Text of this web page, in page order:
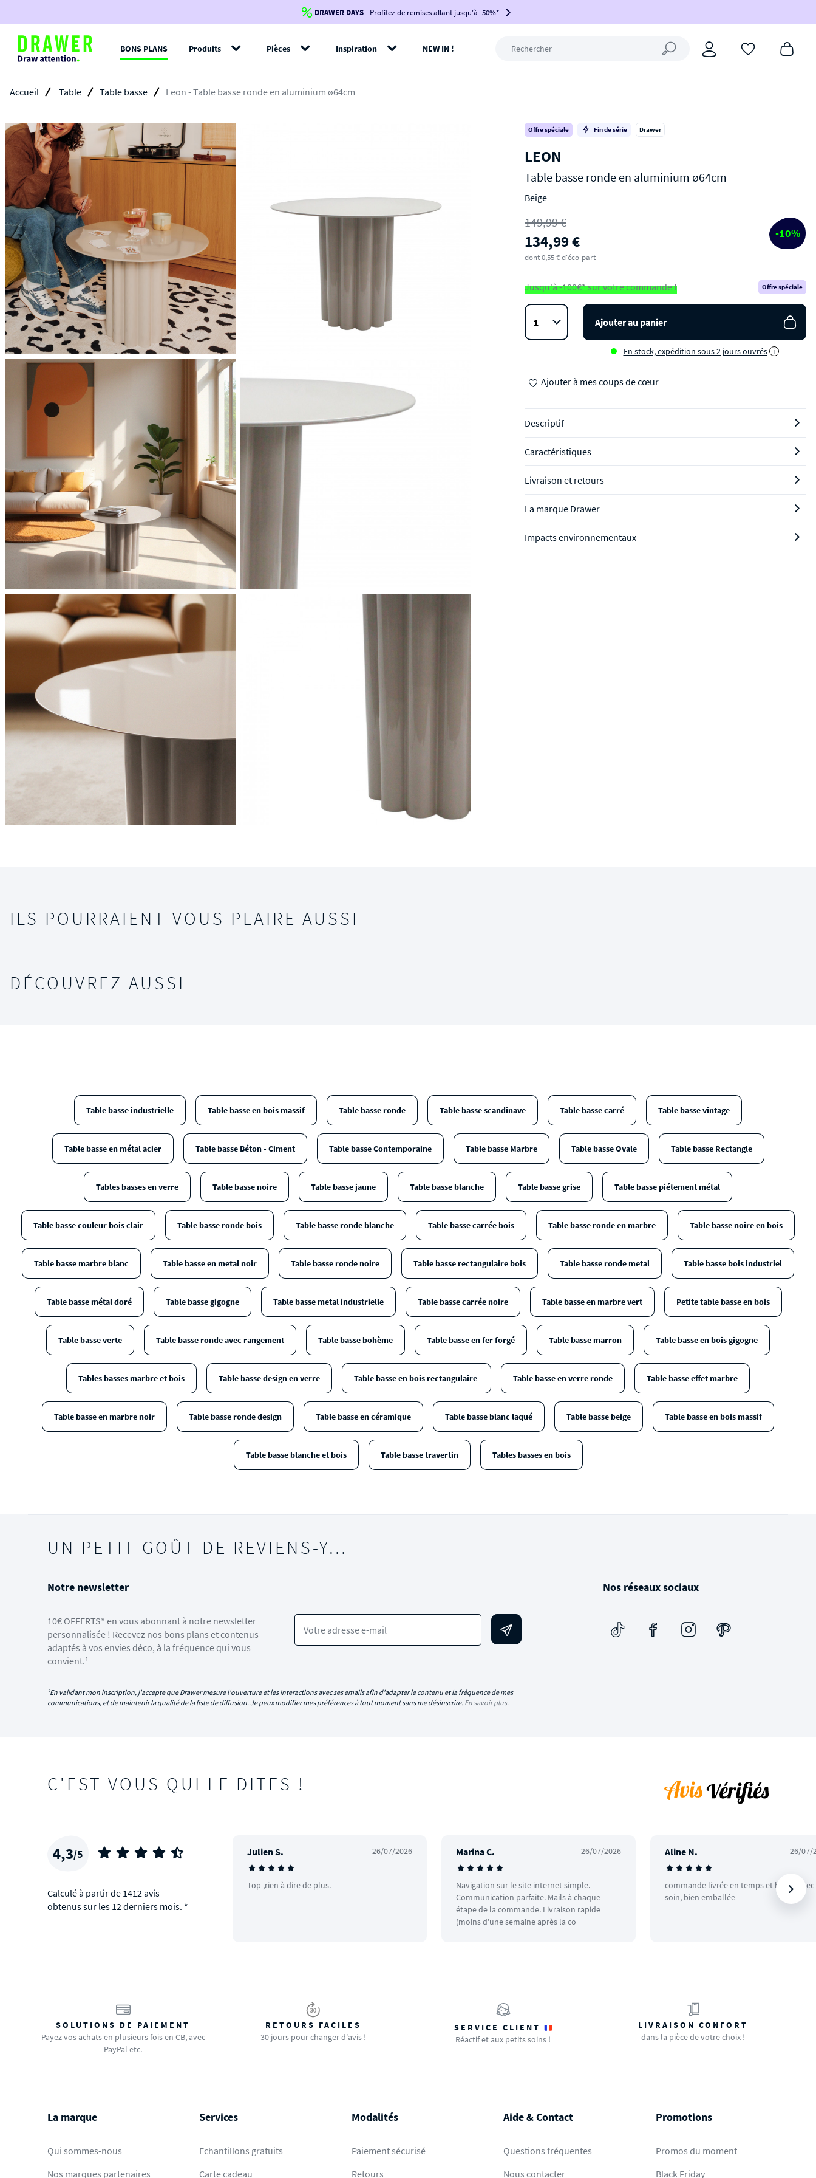
Jusqu'à-100€*sur votre commande !
BIKINI100
-voir conditions en bas de page-
DRAWER DAYS- Profitez de remises allant jusqu'à -50%*
BONS PLANS Produits Pièces Inspiration NEW IN !
Accueil Table Table basse Leon - Table basse ronde en aluminium ø64cm
Offre spéciale Fin de série Drawer
LEON
Table basse ronde en aluminium ø64cm
Beige
149,99 €
134,99 € -10%
dont 0,55 €d'éco-part
Jusqu'à -100€* sur votre commande ! Offre spéciale
Ajouter au panier
En stock, expédition sous 2 jours ouvrés i
Ajouter à mes coups de cœur
Descriptif
Caractéristiques
Livraison et retours
La marque Drawer
Impacts environnementaux
ILS POURRAIENT VOUS PLAIRE AUSSI
DÉCOUVREZ AUSSI
Table basse industrielle Table basse en bois massif Table basse ronde Table basse scandinave Table basse carré Table basse vintage
Table basse en métal acier Table basse Béton - Ciment Table basse Contemporaine Table basse Marbre Table basse Ovale Table basse Rectangle
Tables basses en verre Table basse noire Table basse jaune Table basse blanche Table basse grise Table basse piétement métal
Table basse couleur bois clair Table basse ronde bois Table basse ronde blanche Table basse carrée bois Table basse ronde en marbre Table basse noire en bois
Table basse marbre blanc Table basse en metal noir Table basse ronde noire Table basse rectangulaire bois Table basse ronde metal Table basse bois industriel
Table basse métal doré Table basse gigogne Table basse metal industrielle Table basse carrée noire Table basse en marbre vert Petite table basse en bois
Table basse verte Table basse ronde avec rangement Table basse bohème Table basse en fer forgé Table basse marron Table basse en bois gigogne
Tables basses marbre et bois Table basse design en verre Table basse en bois rectangulaire Table basse en verre ronde Table basse effet marbre
Table basse en marbre noir Table basse ronde design Table basse en céramique Table basse blanc laqué Table basse beige Table basse en bois massif
Table basse blanche et bois Table basse travertin Tables basses en bois
UN PETIT GOÛT DE REVIENS-Y…
Notre newsletter
10€ OFFERTS* en vous abonnant à notre newsletter
personnalisée ! Recevez nos bons plans et contenus
adaptés à vos envies déco, à la fréquence qui vous
convient.¹
Votre adresse e-mail
¹En validant mon inscription, j'accepte que Drawer mesure l'ouverture et les interactions avec ses emails afin d'adapter le contenu et la fréquence de mes
communications, et de maintenir la qualité de la liste de diffusion. Je peux modifier mes préférences à tout moment sans me désinscrire. En savoir plus.
Nos réseaux sociaux
C'EST VOUS QUI LE DITES !
4,3/5
Calculé à partir de 1412 avis
obtenus sur les 12 derniers mois. *
Julien S. 26/07/2026
Top ,rien à dire de plus.
Marina C. 26/07/2026
Navigation sur le site internet simple.
Communication parfaite. Mails à chaque
étape de la commande. Livraison rapide
(moins d'une semaine après la co
Aline N. 26/07/
commande livrée en temps et heure avec
soin, bien emballée
SOLUTIONS DE PAIEMENT
Payez vos achats en plusieurs fois en CB, avec
PayPal etc.
RETOURS FACILES
30 jours pour changer d'avis !
SERVICE CLIENT
Réactif et aux petits soins !
LIVRAISON CONFORT
dans la pièce de votre choix !
La marque
Qui sommes-nous
Nos marques partenaires
Services
Echantillons gratuits
Carte cadeau
Modalités
Paiement sécurisé
Retours
Aide & Contact
Questions fréquentes
Nous contacter
Promotions
Promos du moment
Black Friday